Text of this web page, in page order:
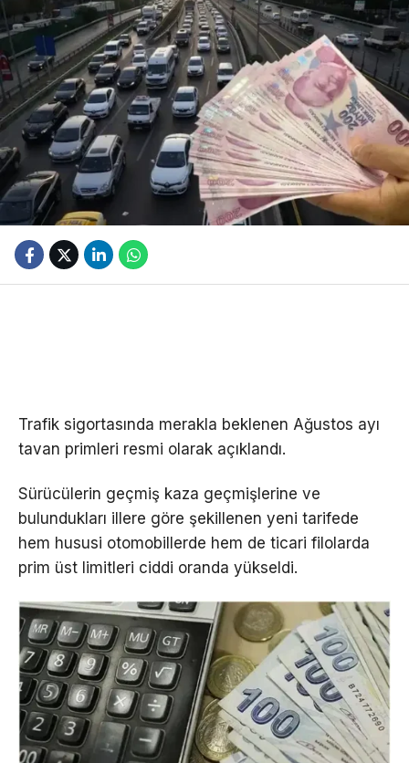
Trafik sigortasında merakla beklenen Ağustos ayı
tavan primleri resmi olarak açıklandı.
Sürücülerin geçmiş kaza geçmişlerine ve
bulundukları illere göre şekillenen yeni tarifede
hem hususi otomobillerde hem de ticari filolarda
prim üst limitleri ciddi oranda yükseldi.